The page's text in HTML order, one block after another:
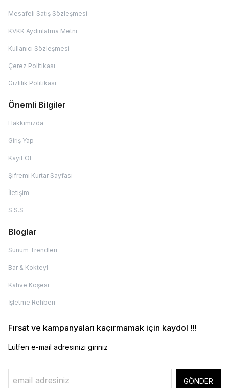
Mesafeli Satış Sözleşmesi
KVKK Aydınlatma Metni
Kullanıcı Sözleşmesi
Çerez Politikası
Gizlilik Politikası
Önemli Bilgiler
Hakkımızda
Giriş Yap
Kayıt Ol
Şifremi Kurtar Sayfası
İletişim
S.S.S
Bloglar
Sunum Trendleri
Bar & Kokteyl
Kahve Köşesi
İşletme Rehberi
Fırsat ve kampanyaları kaçırmamak için kaydol !!!
Lütfen e-mail adresinizi giriniz
GÖNDER